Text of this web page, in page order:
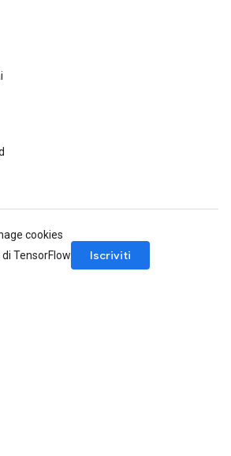
cookies
TensorFlow
Iscriviti